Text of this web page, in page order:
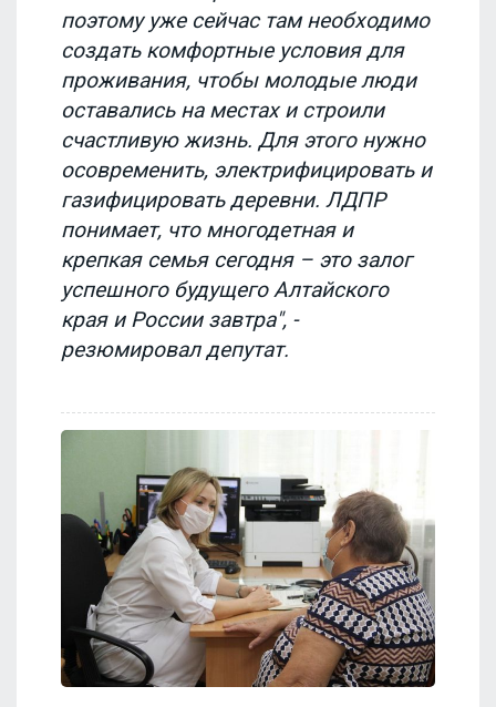
поэтому уже сейчас там необходимо
создать комфортные условия для
проживания, чтобы молодые люди
оставались на местах и строили
счастливую жизнь. Для этого нужно
осовременить, электрифицировать и
газифицировать деревни. ЛДПР
понимает, что многодетная и
крепкая семья сегодня – это залог
успешного будущего Алтайского
края и России завтра", -
резюмировал депутат.